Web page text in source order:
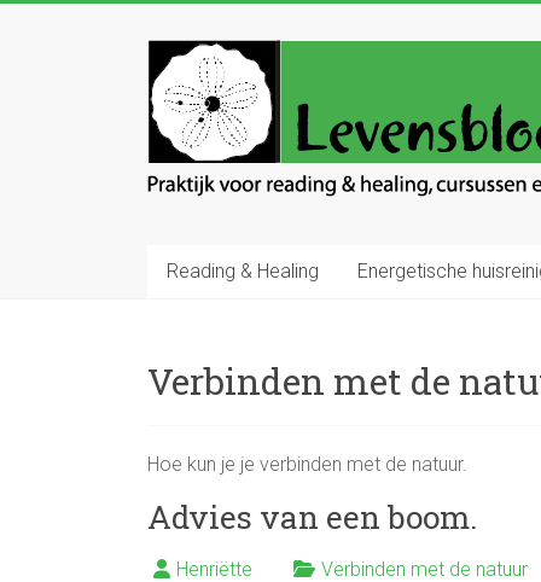
Levensbloem
Praktijk
voor
reading
Reading & Healing
Energetische
Verbinden met de
Hoe kun je je verbinden met de natuur.
Advies van een boom.
Henriëtte Verbinden met de natuur